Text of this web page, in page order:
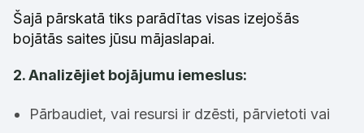
Šajā pārskatā tiks parādītas visas izejošās
bojātās saites jūsu mājaslapai.
2. Analizējiet bojājumu iemeslus:
Pārbaudiet, vai resursi ir dzēsti, pārvietoti vai